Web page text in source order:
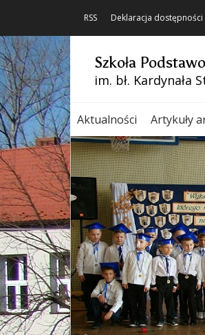
RSS Deklaracja dostępności
Szkoła
im. bł. Kardynała
Aktualności Artykuły